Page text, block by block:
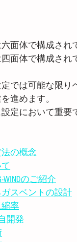
面体で構成さ
面体で構成さ
では可能な限
進めます。
定において重要
の概念
のご紹介
スベントの設計
率
開発